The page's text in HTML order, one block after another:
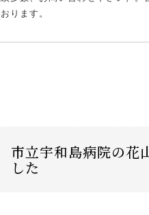
おります。
市立宇和島病院の花
した